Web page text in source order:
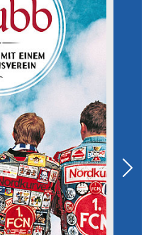
Next